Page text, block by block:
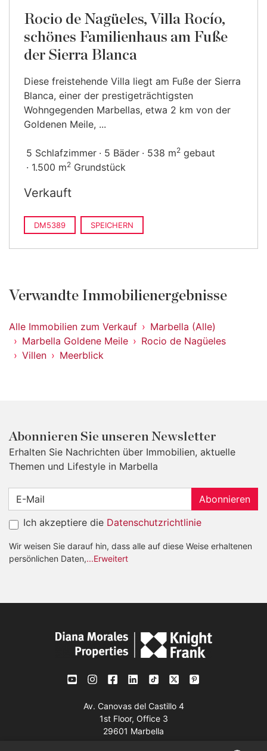
Rocio de Nagüeles, Villa Rocío,
schönes Familienhaus am Fuße
der Sierra Blanca
Diese freistehende Villa liegt am Fuße der Sierra
Blanca, einer der prestigeträchtigsten
Wohngegenden Marbellas, etwa 2 km von der
Goldenen Meile, ...
5 Schlafzimmer 5 Bäder 538 m2 gebaut
1.500 m2 Grundstück
Verkauft
DM5389 SPEICHERN
Verwandte Immobilienergebnisse
Alle Immobilien zum Verkauf
Marbella (Alle)
Marbella Goldene Meile
Rocio de Nagüeles
Villen
Meerblick
Abonnieren Sie unseren Newsletter
Erhalten Sie Nachrichten über Immobilien, aktuelle
Themen und Lifestyle in Marbella
Abonnieren
Ich akzeptiere die Datenschutzrichtlinie
Wir weisen Sie darauf hin, dass alle auf diese Weise erhaltenen
persönlichen Daten,...Erweitert
Av. Canovas del Castillo 4
1st Floor, Office 3
29601 Marbella